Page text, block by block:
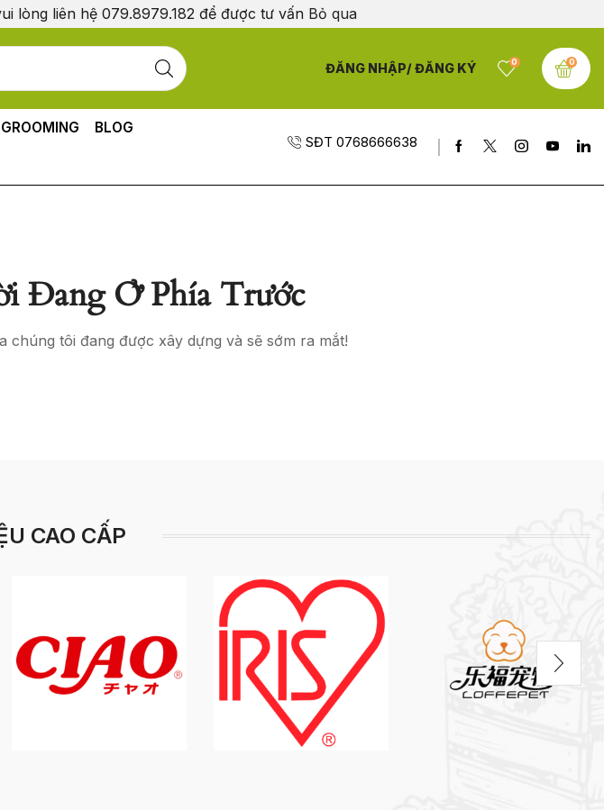
lòng liên hệ 079.8979.182 để được tư vấn Bỏ qua
ĐĂNG NHẬP/ ĐĂNG KÝ 0 0
BLOG
SĐT 0768666638
Đang Ở Phía Trước
chúng tôi đang được xây dựng và sẽ sớm ra mắt!
CAO CẤP